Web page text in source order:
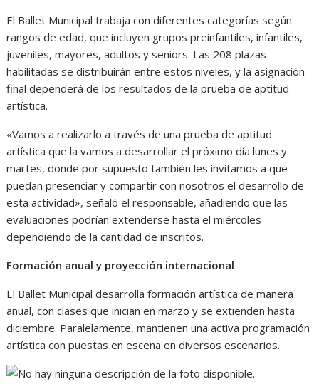
El Ballet Municipal trabaja con diferentes categorías según
rangos de edad, que incluyen grupos preinfantiles, infantiles,
juveniles, mayores, adultos y seniors. Las 208 plazas
habilitadas se distribuirán entre estos niveles, y la asignación
final dependerá de los resultados de la prueba de aptitud
artística.
«Vamos a realizarlo a través de una prueba de aptitud
artística que la vamos a desarrollar el próximo día lunes y
martes, donde por supuesto también les invitamos a que
puedan presenciar y compartir con nosotros el desarrollo de
esta actividad», señaló el responsable, añadiendo que las
evaluaciones podrían extenderse hasta el miércoles
dependiendo de la cantidad de inscritos.
Formación anual y proyección internacional
El Ballet Municipal desarrolla formación artística de manera
anual, con clases que inician en marzo y se extienden hasta
diciembre. Paralelamente, mantienen una activa programación
artística con puestas en escena en diversos escenarios.